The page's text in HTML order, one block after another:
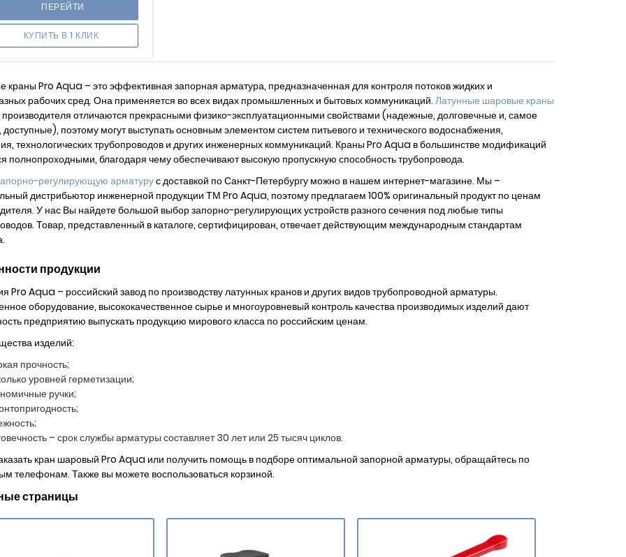
ПЕРЕЙТИ
КУПИТЬ В 1 КЛИК
краны Pro Aqua – это эффективная запорная арматура, предназначенная для контроля потоков жидких и
рабочих сред. Она применяется во всех видах промышленных и бытовых коммуникаций. Латунные шаровые краны
производителя отличаются прекрасными физико-эксплуатационными свойствами (надежные, долговечные и, самое
доступные), поэтому могут выступать основным элементом систем питьевого и технического водоснабжения,
технологических трубопроводов и других инженерных коммуникаций. Краны Pro Aqua в большинстве модификаций
полнопроходными, благодаря чему обеспечивают высокую пропускную способность трубопровода.
регулирующую арматурус доставкой по Санкт-Петербургу можно в нашем интернет-магазине. Мы –
дистрибьютор инженерной продукции ТМ Pro Aqua, поэтому предлагаем 100% оригинальный продукт по ценам
У нас Вы найдете большой выбор запорно-регулирующих устройств разного сечения под любые типы
Товар, представленный в каталоге, сертифицирован, отвечает действующим международным стандартам
продукции
Pro Aqua – российский завод по производству латунных кранов и других видов трубопроводной арматуры.
оборудование, высококачественное сырье и многоуровневый контроль качества производимых изделий дают
предприятию выпускать продукцию мирового класса по российским ценам.
изделий:
прочность;
уровней герметизации;
ручки;
– срок службы арматуры составляет 30 лет или 25 тысяч циклов.
кран шаровый Pro Aqua или получить помощь в подборе оптимальной запорной арматуры, обращайтесь по
телефонам. Также вы можете воспользоваться корзиной.
страницы